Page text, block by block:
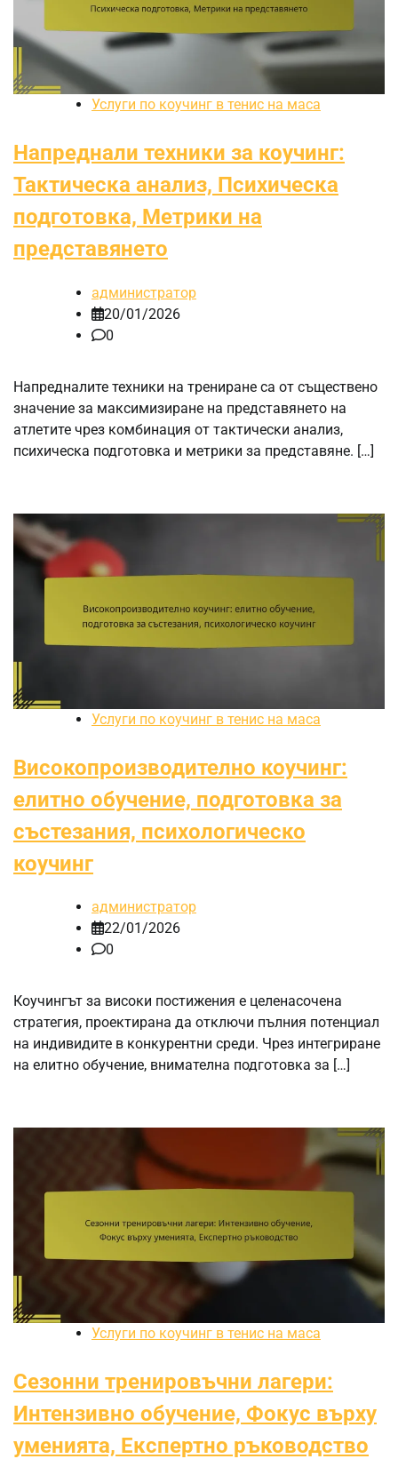
Услуги по коучинг в тенис на маса
Напреднали техники за коучинг:
Тактическа анализ, Психическа
подготовка, Метрики на
представянето
администратор
20/01/2026
0
Напредналите техники на трениране са от съществено
значение за максимизиране на представянето на
атлетите чрез комбинация от тактически анализ,
психическа подготовка и метрики за представяне. […]
Услуги по коучинг в тенис на маса
Високопроизводително коучинг:
елитно обучение, подготовка за
състезания, психологическо
коучинг
администратор
22/01/2026
0
Коучингът за високи постижения е целенасочена
стратегия, проектирана да отключи пълния потенциал
на индивидите в конкурентни среди. Чрез интегриране
на елитно обучение, внимателна подготовка за […]
Услуги по коучинг в тенис на маса
Сезонни тренировъчни лагери:
Интензивно обучение, Фокус върху
уменията, Експертно ръководство